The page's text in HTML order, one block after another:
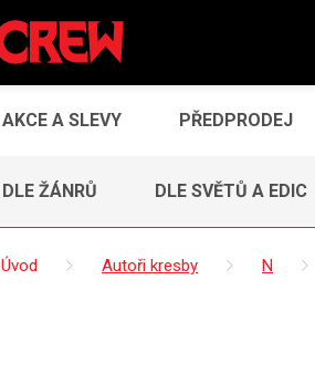
AKCE A SLEVY PŘEDPRODEJ
DLE ŽÁNRŮ DLE SVĚTŮ A EDIC
Úvod Autoři kresby N